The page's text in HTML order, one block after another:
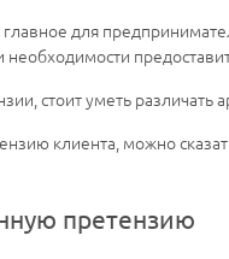
для
стоит уметь
клиента, можно
претензию